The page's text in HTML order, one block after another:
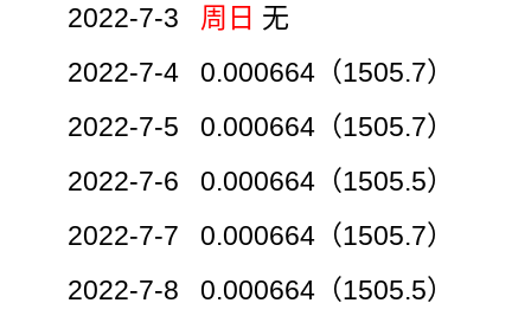
2022-7-3 周日 无
2022-7-4 0.000664（1505.7）
2022-7-5 0.000664（1505.7）
2022-7-6 0.000664（1505.5）
2022-7-7 0.000664（1505.7）
2022-7-8 0.000664（1505.5）